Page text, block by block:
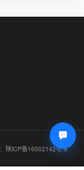
陕ICP备16002142号-9